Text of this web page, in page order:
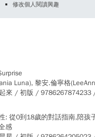
修改個人閱讀興趣
Luna), 黎安.倫寧格
來 / 初版 / 9786267874233
: 從0到18歲的對話指南,陪孩
感